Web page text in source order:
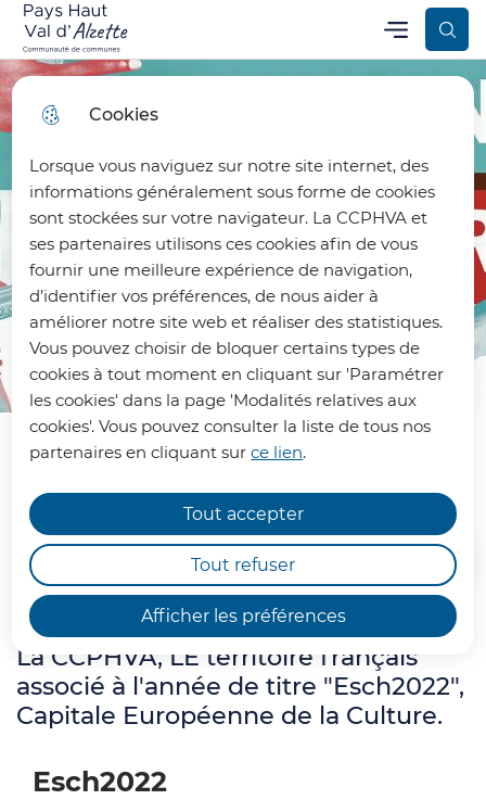
Cookies
Lorsque vous naviguez sur notre site internet, des
informations généralement sous forme de cookies
sont stockées sur votre navigateur. La CCPHVA et
ses partenaires utilisons ces cookies afin de vous
fournir une meilleure expérience de navigation,
d’identifier vos préférences, de nous aider à
améliorer notre site web et réaliser des statistiques.
Vous pouvez choisir de bloquer certains types de
cookies à tout moment en cliquant sur 'Paramétrer
les cookies' dans la page 'Modalités relatives aux
cookies'. Vous pouvez consulter la liste de tous nos
partenaires en cliquant surce lien.
Afficher les préférences
Tout accepter
Tout refuser
Aller
au
menu
principal
Consulter
le plan
du site
Communauté de Communes Pays Haut Val d’Alzette
Menu principal
Menu
Depuis Esch2022
La CCPHVA, LE territoire français
associé à l'année de titre "Esch2022",
Capitale Européenne de la Culture.
Esch2022